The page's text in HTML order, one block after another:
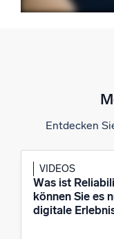
Entdecken
VIDEOS
Was ist
können Sie es
digitale